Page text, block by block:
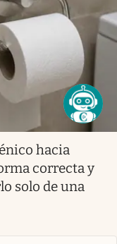
hacia
correcta y
solo de una